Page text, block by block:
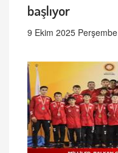
başlıyor
9 Ekim 2025 Perşembe